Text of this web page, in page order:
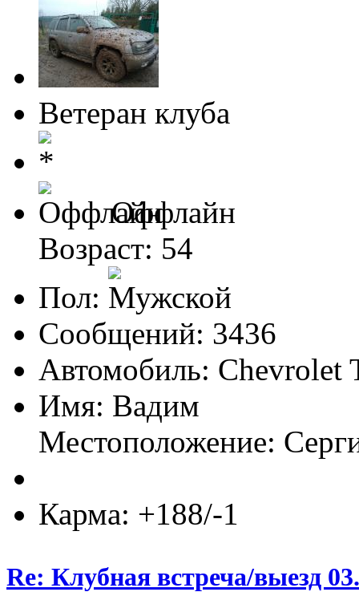
Ветеран клуба
Оффлайн
Возраст: 54
Пол:
Сообщений: 3436
Автомобиль: Chevrolet
Имя: Вадим
Местоположение:
Карма: +188/-1
Re: Клубная встреча/выезд